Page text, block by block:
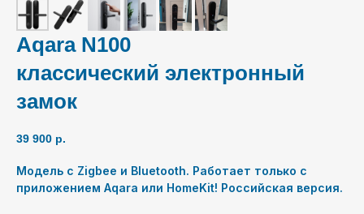
Aqara N100
классический электронный
замок
39 900 р.
Модель с Zigbee и Bluetooth. Работает только с
приложением Aqara или HomeKit! Российская версия.